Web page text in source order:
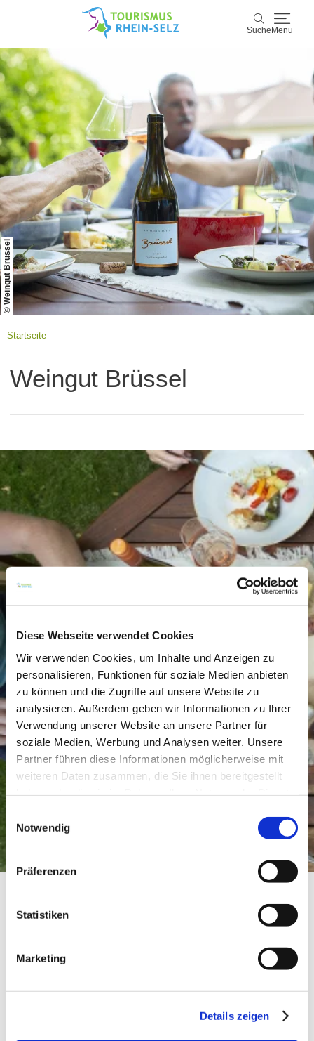
Diese Webseite verwendet Cookies
Wir verwenden Cookies, um Inhalte und Anzeigen zu
personalisieren, Funktionen für soziale Medien anbieten
zu können und die Zugriffe auf unsere Website zu
analysieren. Außerdem geben wir Informationen zu Ihrer
Verwendung unserer Website an unsere Partner für
soziale Medien, Werbung und Analysen weiter. Unsere
Partner führen diese Informationen möglicherweise mit
weiteren Daten zusammen, die Sie ihnen bereitgestellt
Notwendig
Präferenzen
Statistiken
Marketing
Details zeigen
Suche Menu
Rhein-Selz
Entdecken & Erleben
Wein & Genuss
Kultur & Events
Buchen & Service
© Weingut Brüssel
Startseite
Weingut Brüssel
Weingut Brüssel